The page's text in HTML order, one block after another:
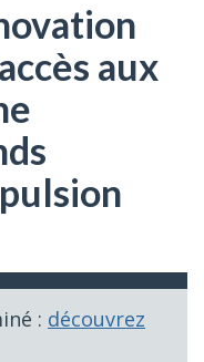
aux
: découvrez